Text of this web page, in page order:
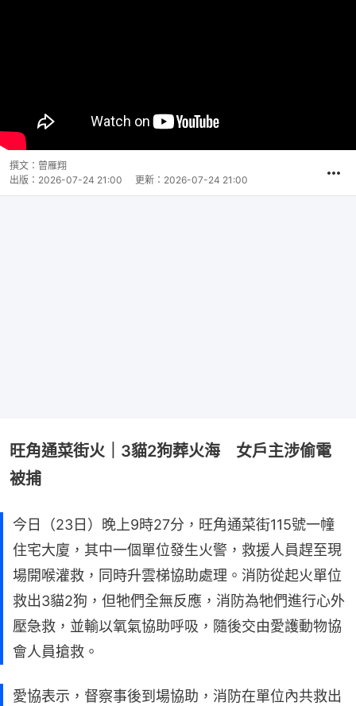
撰文： 曾雁翔
出版： 2026-07-24 21:00 更新： 2026-07-24 21:00
旺角通菜街火｜3貓2狗葬火海 女戶主涉偷電
被捕
今日（23日）晚上9時27分，旺角通菜街115號一幢
住宅大廈，其中一個單位發生火警，救援人員趕至現
場開喉灌救，同時升雲梯協助處理。消防從起火單位
救出3貓2狗，但牠們全無反應，消防為牠們進行心外
壓急救，並輸以氧氣協助呼吸，隨後交由愛護動物協
會人員搶救。
愛協表示，督察事後到場協助，消防在單位內共救出